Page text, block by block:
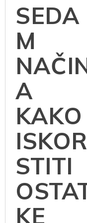
SEDA
M
A
KAKO
STITI
KE